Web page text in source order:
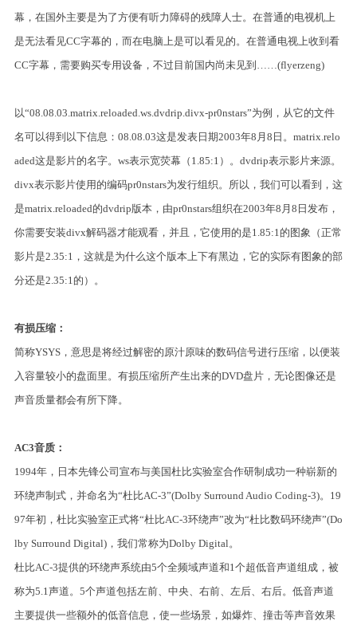
幕，在国外主要是为了方便有听力障碍的残障人士。在普通的电视机上
是无法看见CC字幕的，而在电脑上是可以看见的。在普通电视上收到看
CC字幕，需要购买专用设备，不过目前国内尚未见到……(flyerzeng)
以“08.08.03.matrix.reloaded.ws.dvdrip.divx-pr0nstars”为例，从它的文件
名可以得到以下信息：08.08.03这是发表日期2003年8月8日。matrix.relo
aded这是影片的名字。ws表示宽荧幕（1.85:1）。dvdrip表示影片来源。
divx表示影片使用的编码pr0nstars为发行组织。所以，我们可以看到，这
是matrix.reloaded的dvdrip版本，由pr0nstars组织在2003年8月8日发布，
你需要安装divx解码器才能观看，并且，它使用的是1.85:1的图象（正常
影片是2.35:1，这就是为什么这个版本上下有黑边，它的实际有图象的部
分还是2.35:1的）。
有损压缩：
简称YSYS，意思是将经过解密的原汁原味的数码信号进行压缩，以便装
入容量较小的盘面里。有损压缩所产生出来的DVD盘片，无论图像还是
声音质量都会有所下降。
AC3音质：
1994年，日本先锋公司宣布与美国杜比实验室合作研制成功一种崭新的
环绕声制式，并命名为“杜比AC-3”(Dolby Surround Audio Coding-3)。19
97年初，杜比实验室正式将“杜比AC-3环绕声”改为“杜比数码环绕声”(Do
lby Surround Digital)，我们常称为Dolby Digital。
杜比AC-3提供的环绕声系统由5个全频域声道和1个超低音声道组成，被
称为5.1声道。5个声道包括左前、中央、右前、左后、右后。低音声道
主要提供一些额外的低音信息，使一些场景，如爆炸、撞击等声音效果